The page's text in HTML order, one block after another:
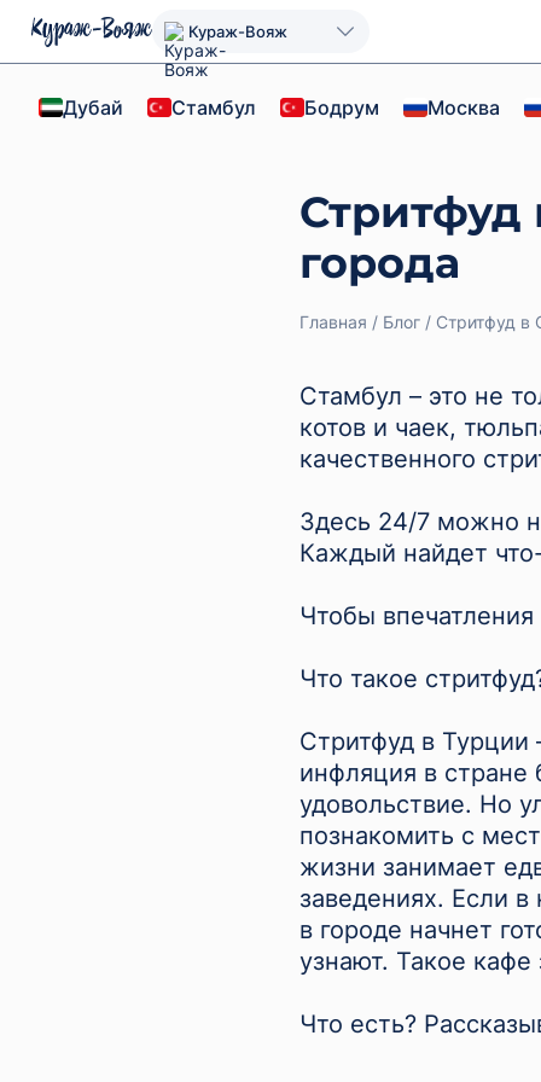
Кураж-Вояж
Дубай Стамбул Бодрум Москва
города
Главная Блог Стритфуд в
Стамбул – это не
котов и чаек,
качественного
Здесь 24/7 можно
Каждый найдет
Чтобы
Что такое
Стритфуд в
инфляция в стране
удовольствие. Но
познакомить с
жизни занимает
заведениях. Если
в городе начнет
узнают. Такое
Что есть?